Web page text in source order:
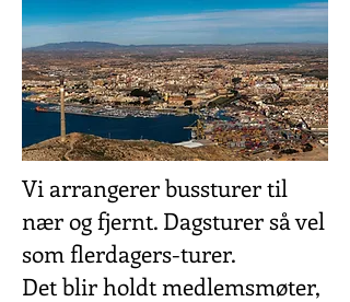
Vi arrangerer bussturer til
nær og fjernt. Dagsturer så vel
som flerdagers-turer.
Det blir holdt medlemsmøter,